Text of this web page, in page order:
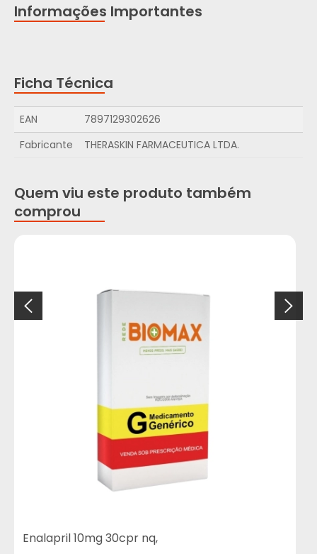
Informações Importantes
Ficha Técnica
EAN
7897129302626
Fabricante
THERASKIN FARMACEUTICA LTDA.
Quem viu este produto também
comprou
Enalapril 10mg 30cpr nq,